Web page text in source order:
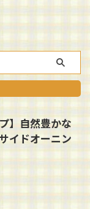
】自然豊かな
イドオーニン